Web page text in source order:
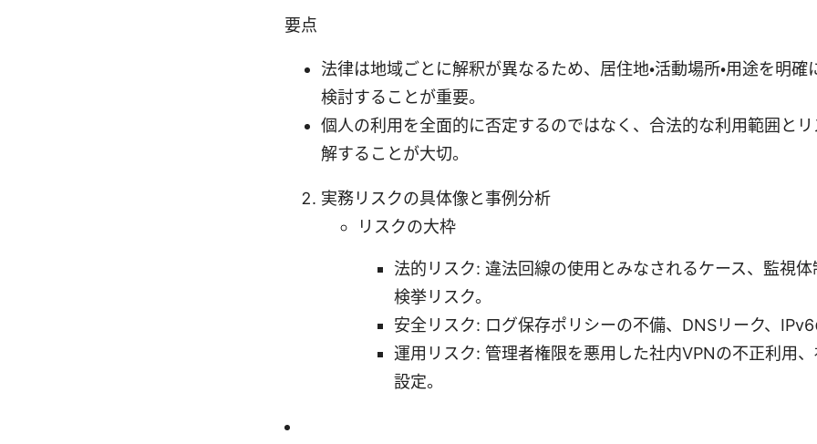
要点
法律は地域ごとに解釈が異なるため、居住地・活動場所・用途を明
検討することが重要。
個人の利用を全面的に否定するのではなく、合法的な利用範囲と
解することが大切。
実務リスクの具体像と事例分析
リスクの大枠
法的リスク: 違法回線の使用とみなされるケース、監視体
検挙リスク。
安全リスク: ログ保存ポリシーの不備、DNSリーク、IPv6
運用リスク: 管理者権限を悪用した社内VPNの不正利用
設定。